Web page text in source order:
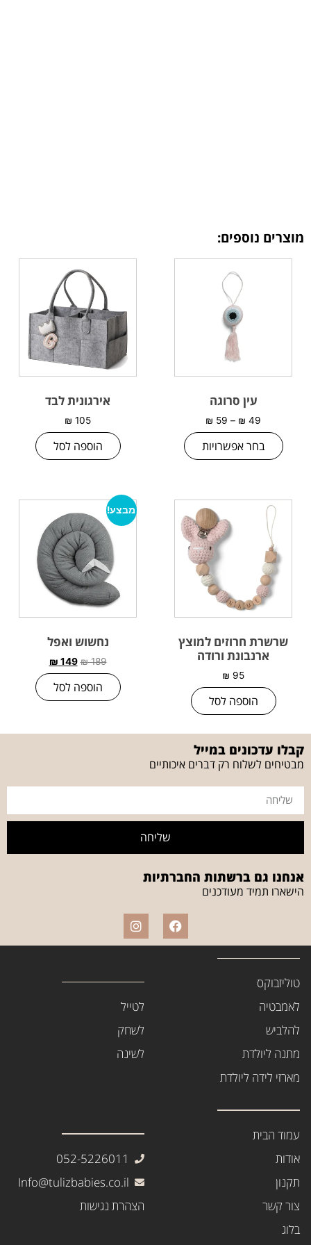
מוצרים נוספים:
עין סרוגה
₪ 49
–
₪ 59
בחר אפשרויות
אירגונית לבד
₪ 105
הוספה לסל
שרשרת חרוזים למוצץ
ארנבונת ורודה
₪ 95
הוספה לסל
מבצע!
נחשוש ואפל
₪189
₪ 149
הוספה לסל
קבלו עדכונים במייל
מבטיחים לשלוח רק דברים איכותיים
שליחה
אנחנו גם ברשתות החברתיות
הישארו תמיד מעודכנים
טוליזבוקס
לאמבטיה
להלביש
מתנה ליולדת
מארזי לידה ליולדת
לטייל
לשחק
לשינה
עמוד הבית
אודות
תקנון
צור קשר
בלוג
052-5226011
Info@tulizbabies.co.il
הצהרת נגישות